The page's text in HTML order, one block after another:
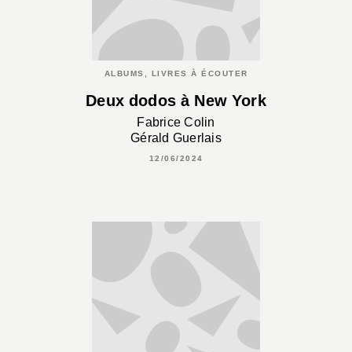
ALBUMS, LIVRES À ÉCOUTER
Deux dodos à New York
Fabrice Colin
Gérald Guerlais
12/06/2024